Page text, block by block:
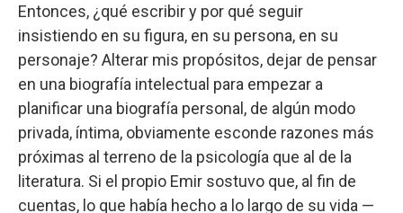
Entonces, ¿qué escribir y por qué seguir
insistiendo en su figura, en su persona, en su
personaje? Alterar mis propósitos, dejar de pensar
en una biografía intelectual para empezar a
planificar una biografía personal, de algún modo
privada, íntima, obviamente esconde razones más
próximas al terreno de la psicología que al de la
literatura. Si el propio Emir sostuvo que, al fin de
cuentas, lo que había hecho a lo largo de su vida —